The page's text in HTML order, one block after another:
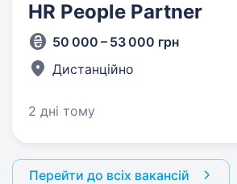
HR People Partner
50 000 – 53 000 грн
Дистанційно
2 дні тому
Перейти до всіх вакансій